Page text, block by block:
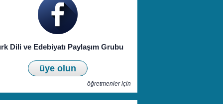
Dili ve Edebiyatı Paylaşım Grubu
üye olun
öğretmenler için